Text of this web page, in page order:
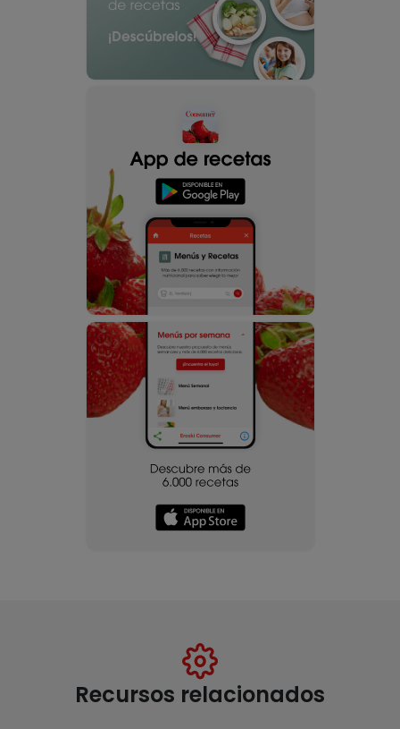
Recursos relacionados